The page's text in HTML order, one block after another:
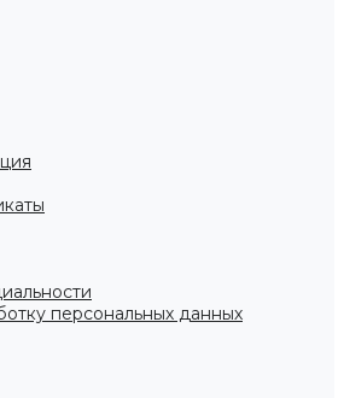
персональных данных